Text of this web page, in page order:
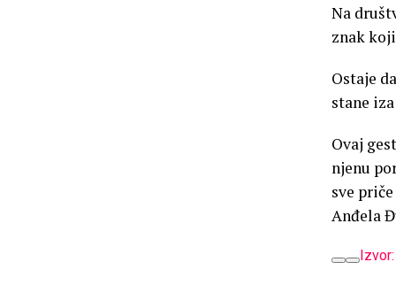
Na
znak
Ostaje
stane
Ovaj
njenu
sve
Anđela